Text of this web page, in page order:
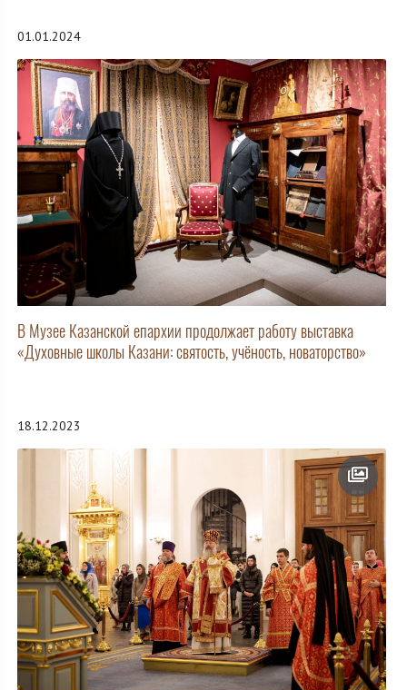
01.01.2024
В Музее Казанской епархии продолжает работу выставка
«Духовные школы Казани: святость, учёность, новаторство»
18.12.2023